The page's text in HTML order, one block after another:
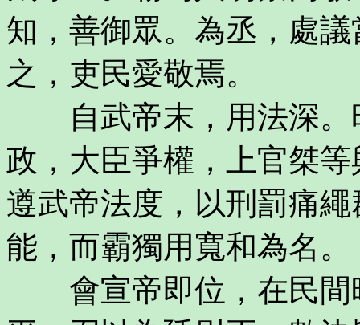
知，善御眾。為丞，處
之，吏民愛敬焉。
自武帝末，用法深。
政，大臣爭權，上官桀
遵武帝法度，以刑罰痛
能，而霸獨用寬和為名。
會宣帝即位，在民間